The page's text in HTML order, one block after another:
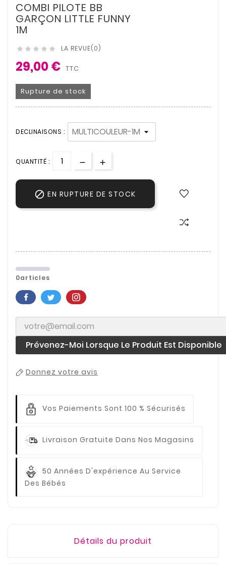
COMBI PILOTE BB
GARÇON LITTLE FUNNY
1M
     LA REVUE(0)
29,00 € TTC
Rupture de stock
DECLINAISONS :
QUANTITÉ :
 EN RUPTURE DE STOCK
0articles
Prévenez-Moi Lorsque Le Produit Est Disponible
Donnez votre avis
Vos Paiements Sont 100 % Sécurisés
Livraison Gratuite Dans Nos Magasins
50 Années D'expérience Au Service
Des Bébés
Détails du produit